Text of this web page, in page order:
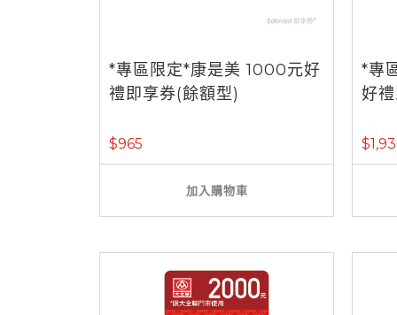
*專區限定*康是美 1000元好
禮即享券(餘額型)
$965
加入購物車
*專
好